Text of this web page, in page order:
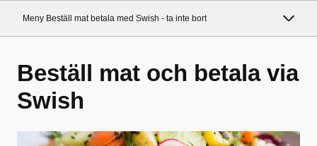
Meny Beställ mat betala med Swish - ta inte bort
Beställ mat och betala via
Swish